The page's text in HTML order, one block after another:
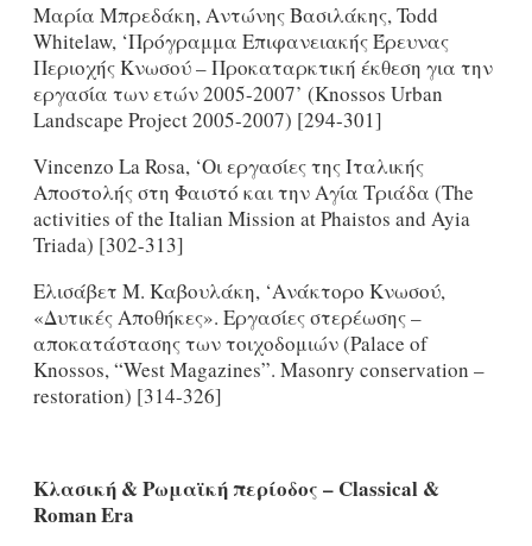
Μαρία Μπρεδάκη, Αντώνης Βασιλάκης, Todd
Whitelaw, ‘Πρόγραμμα Επιφανειακής Έρευνας
Περιοχής Κνωσού – Προκαταρκτική έκθεση για την
εργασία των ετών 2005-2007’ (Knossos Urban
Landscape Project 2005-2007) [294-301]
Vincenzo La Rosa, ‘Οι εργασίες της Ιταλικής
Αποστολής στη Φαιστό και την Αγία Τριάδα (The
activities of the Italian Mission at Phaistos and Ayia
Triada) [302-313]
Ελισάβετ Μ. Καβουλάκη, ‘Ανάκτορο Κνωσού,
«Δυτικές Αποθήκες». Εργασίες στερέωσης –
αποκατάστασης των τοιχοδομιών (Palace of
Knossos, “West Magazines”. Masonry conservation –
restoration) [314-326]
Κλασική & Ρωμαϊκή περίοδος – Classical&
RomanEra